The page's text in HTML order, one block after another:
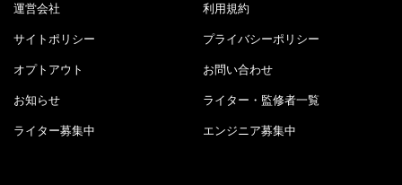
運営会社 利用規約
サイトポリシー プライバシーポリシー
オプトアウト お問い合わせ
お知らせ ライター・監修者一覧
ライター募集中 エンジニア募集中